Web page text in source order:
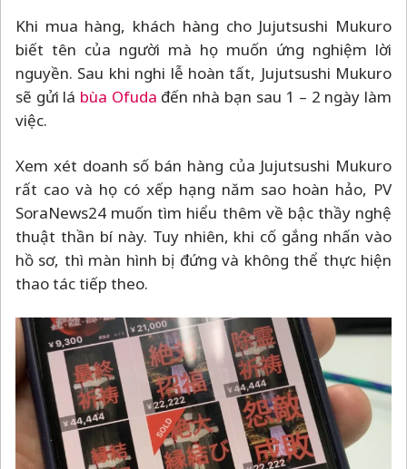
Khi mua hàng, khách hàng cho Jujutsushi Mukuro
biết tên của người mà họ muốn ứng nghiệm lời
nguyền. Sau khi nghi lễ hoàn tất, Jujutsushi Mukuro
sẽ gửi lá bùa Ofuda đến nhà bạn sau 1 – 2 ngày làm
việc.
Xem xét doanh số bán hàng của Jujutsushi Mukuro
rất cao và họ có xếp hạng năm sao hoàn hảo, PV
SoraNews24 muốn tìm hiểu thêm về bậc thầy nghệ
thuật thần bí này. Tuy nhiên, khi cố gắng nhấn vào
hồ sơ, thì màn hình bị đứng và không thể thực hiện
thao tác tiếp theo.